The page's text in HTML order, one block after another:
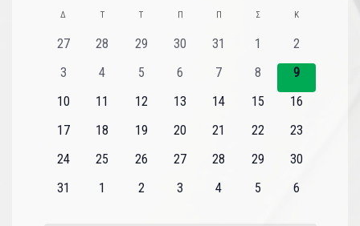
Ημερολόγιο
του
Εκδηλώσεις
Δ Τ Τ Π Π Σ Κ
0
27
0
28
0
29
0
30
0
31
0
εκδηλώσεις
1
0
εκδηλώσεις
2
0
3
0
4
0
5
0
6
0
εκδηλώσεις
7
0
εκδηλώσεις
8
0
εκδηλώσεις
9
0
10
0
11
0
12
0
13
0
14
0
15
0
16
0
17
0
18
0
19
0
20
0
21
0
22
0
23
0
24
0
25
0
26
0
27
0
28
0
29
0
30
0
31
0
1
0
2
0
3
0
4
0
5
0
6